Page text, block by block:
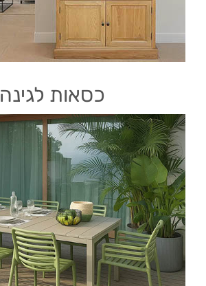
כסאות לגינה